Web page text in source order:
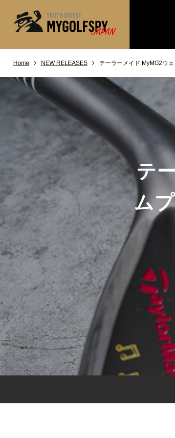
Home NEW RELEASES テーラーメイド MyMG2ウ
テ
ム
MOST WANTED
NEW RELEASES 新製品情報
HOW TO ゴルフ上達・実践テクニック
LAB テスト・データ検証
Golf News ゴルフニュース
REVIEWS
DRIVERS ドライバー
FAIRWAY WOODS フェアウェイウッド
HYBRIDS ハイブリッド
IRONS アイアン
WEDGES ウェッジ
PUTTERS パター
OTHER その他
Editor’s Picks 編集部のおすすめ
Our Team 私たちのチーム
Our Mission 私たちの使命